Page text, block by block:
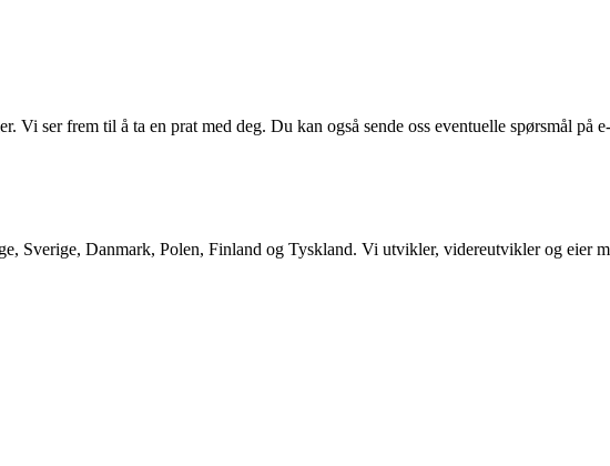
ser frem til å ta en prat med deg. Du kan også sende oss eventuelle spørsmål på
Sverige, Danmark, Polen, Finland og Tyskland. Vi utvikler, videreutvikler og eier